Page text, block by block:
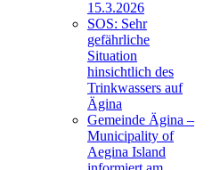
15.3.2026
SOS: Sehr
gefährliche
Situation
hinsichtlich des
Trinkwassers auf
Ägina
Gemeinde Ägina –
Municipality of
Aegina Island